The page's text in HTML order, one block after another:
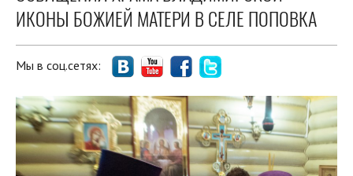
ИКОНЫ БОЖИЕЙ МАТЕРИ В СЕЛЕ ПОПОВКА
Мы в соц.сетях: